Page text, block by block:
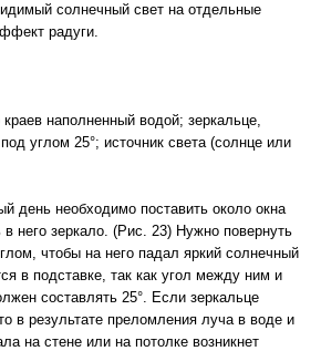
солнечный свет на отдельные
радуги.
наполненный водой; зеркальце,
углом 25°; источник света (солнце или
день необходимо поставить около окна
в него зеркало. (Рис. 23) Нужно повернуть
чтобы на него падал яркий солнечный
в подставке, так как угол между ним и
составлять 25°. Если зеркальце
в результате преломления луча в воде и
на стене или на потолке возникнет